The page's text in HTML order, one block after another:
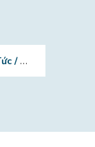
/Các kích thước